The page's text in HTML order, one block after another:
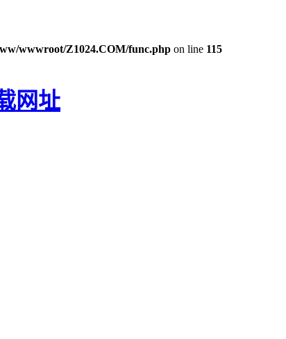
wwwroot/Z1024.COM/func.php on line 115
网址